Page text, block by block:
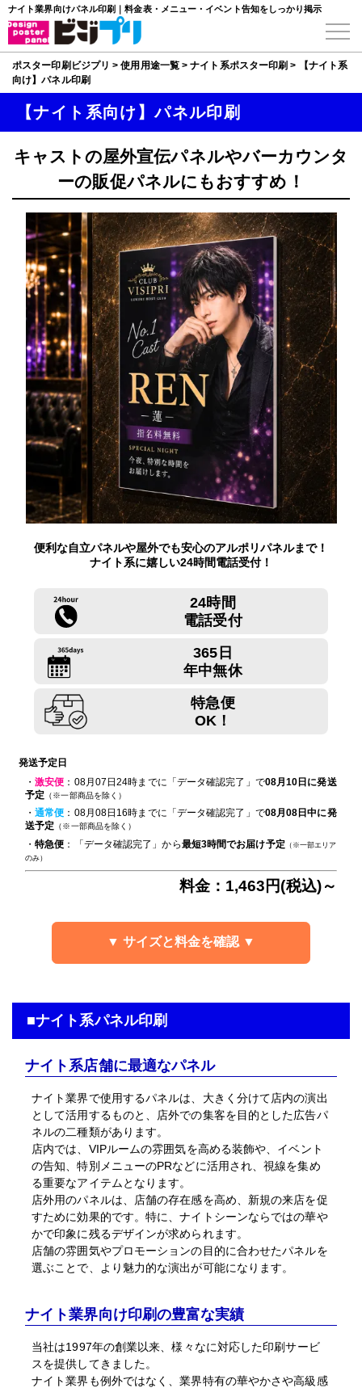
ナイト業界向けパネル印刷｜料金表・メニュー・イベント告知をしっかり掲示
ポスター印刷ビジプリ >使用用途一覧>ナイト系ポスター印刷 >
【ナイト系
向け】パネル印刷
【ナイト系向け】パネル印刷
キャストの屋外宣伝パネルやバーカウンタ
ーの販促パネルにもおすすめ！
便利な自立パネルや屋外でも安心のアルポリパネルまで！
ナイト系に嬉しい24時間電話受付！
24時間
電話受付
365日
年中無休
特急便
OK！
発送予定日
・激安便 ：08月07日24時までに「データ確認完了」で08月10日に発送
予定 （※一部商品を除く）
・通常便 ：08月08日16時までに「データ確認完了」で08月08日中に発
送予定 （※一部商品を除く）
・特急便 ：「データ確認完了」から最短3時間でお届け予定（※一部エリア
のみ）
料金：1,463円(税込)～
▼ サイズと料金を確認 ▼
■ナイト系パネル印刷
ナイト系店舗に最適なパネル
ナイト業界で使用するパネルは、大きく分けて店内の演出
として活用するものと、店外での集客を目的とした広告パ
ネルの二種類があります。
店内では、VIPルームの雰囲気を高める装飾や、イベント
の告知、特別メニューのPRなどに活用され、視線を集め
る重要なアイテムとなります。
店外用のパネルは、店舗の存在感を高め、新規の来店を促
すために効果的です。特に、ナイトシーンならではの華や
かで印象に残るデザインが求められます。
店舗の雰囲気やプロモーションの目的に合わせたパネルを
選ぶことで、より魅力的な演出が可能になります。
ナイト業界向け印刷の豊富な実績
当社は1997年の創業以来、様々なに対応した印刷サービ
スを提供してきました。
ナイト業界も例外ではなく、業界特有の華やかさや高級感